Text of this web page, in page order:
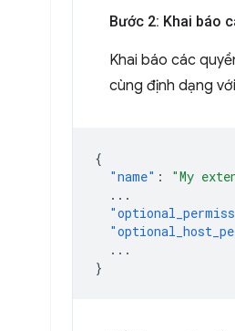
Bước 2: Khai báo
Khai báo các
cùng định dạng
{
"name" : "My
...
...
}